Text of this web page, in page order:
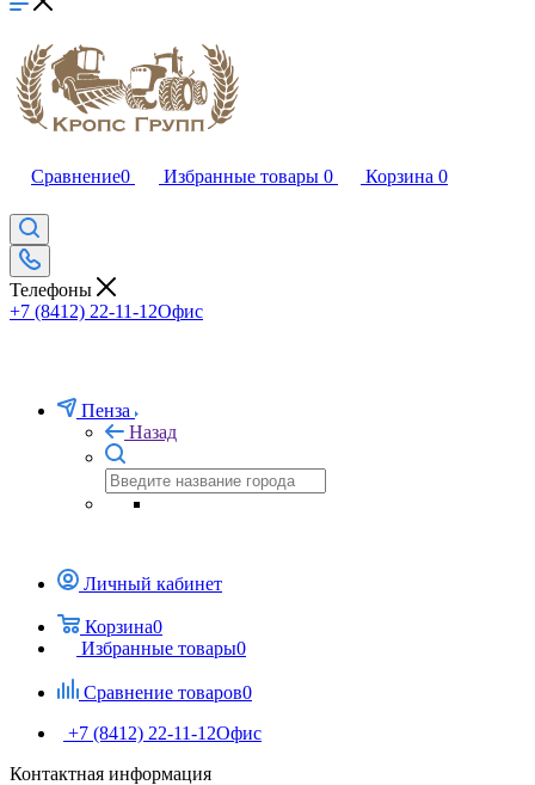
Сравнение0 Избранные товары 0 Корзина 0
Телефоны
+7 (8412) 22-11-12Офис
Пенза
Назад
Личный кабинет
Корзина0
Избранные товары0
Сравнение товаров0
+7 (8412) 22-11-12Офис
Контактная информация